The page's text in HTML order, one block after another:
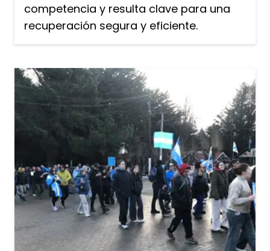
competencia y resulta clave para una
recuperación segura y eficiente.